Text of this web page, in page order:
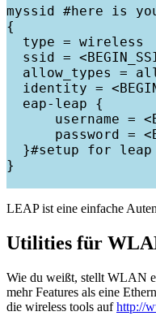
myssid #here is
{
  type = wireless
ssid =
  allow_types = all
identity =
  eap-leap {
username =
password =
  }#setup for leap
}
LEAP ist eine einfache
Utilities für
Wie du weißt, stellt WLAN
mehr Features als eine
die wireless tools aufhttp://